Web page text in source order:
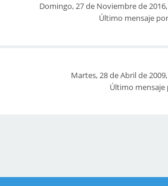
Domingo, 27 de Noviembre de
Último mensaje por
Martes, 28 de Abril de
Último mensaje